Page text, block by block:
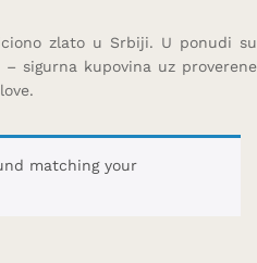
zlato u Srbiji. U ponudi su
sigurna kupovina uz proverene
matching your